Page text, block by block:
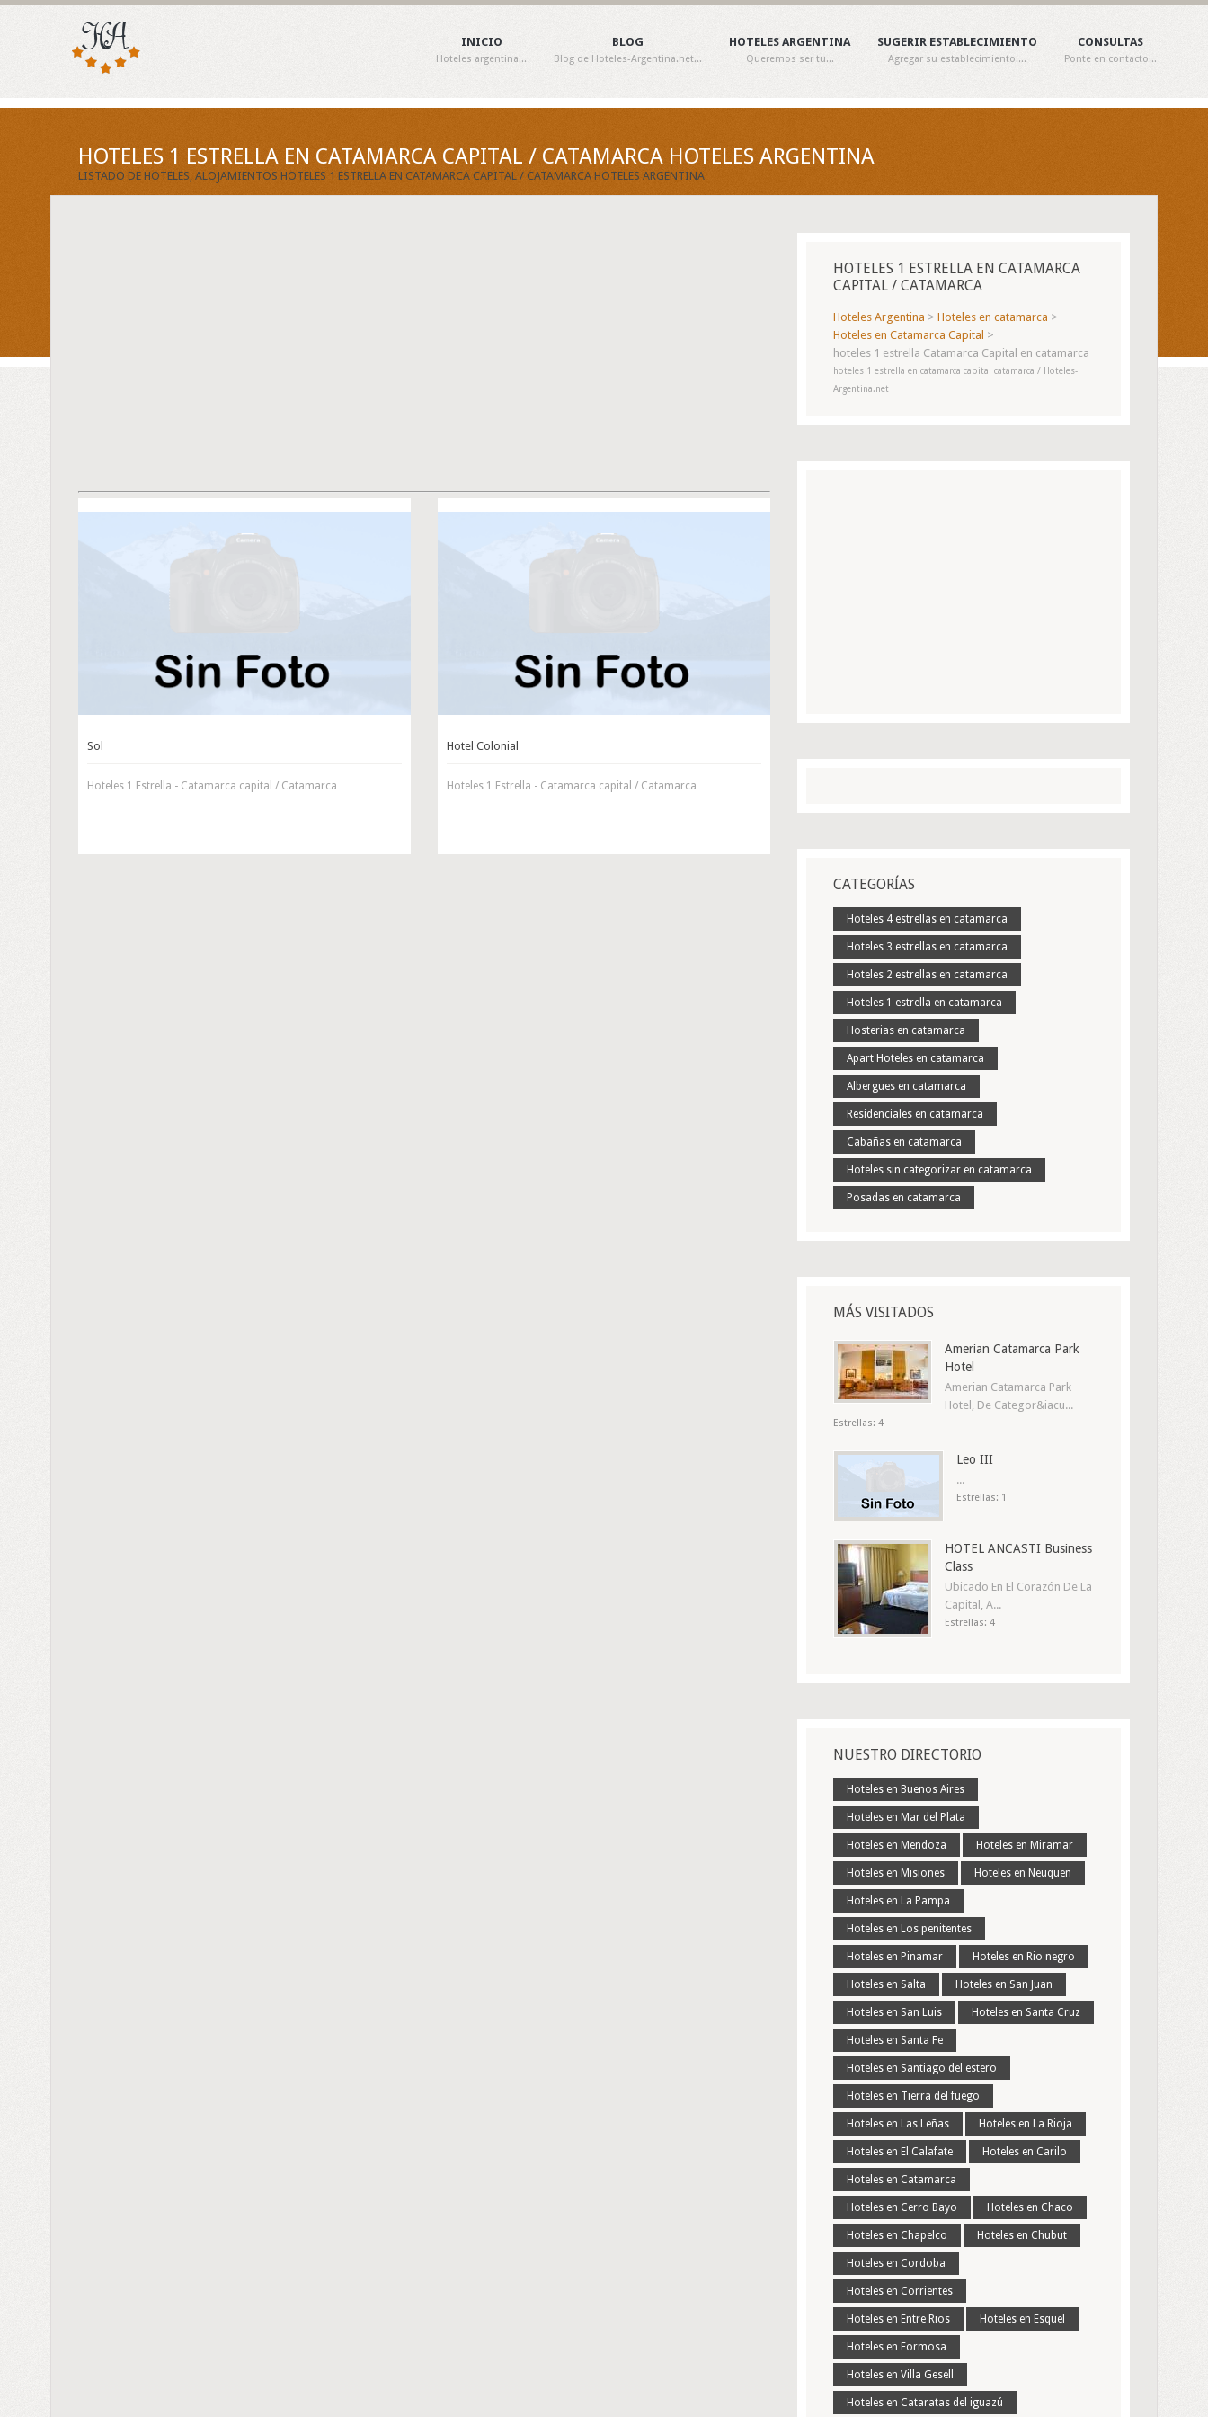
INICIO
Hoteles argentina...
BLOG
Blog de Hoteles-Argentina.net...
HOTELES ARGENTINA
Queremos ser tu...
SUGERIR ESTABLECIMIENTO
Agregar su establecimiento....
CONSULTAS
Ponte en contacto...
HOTELES 1 ESTRELLA EN CATAMARCA CAPITAL / CATAMARCA HOTELES ARGENTINA
LISTADO DE HOTELES, ALOJAMIENTOS HOTELES 1 ESTRELLA EN CATAMARCA CAPITAL / CATAMARCA HOTELES ARGENTINA
Sol
Hoteles 1 Estrella - Catamarca capital / Catamarca
Hotel Colonial
Hoteles 1 Estrella - Catamarca capital / Catamarca
HOTELES 1 ESTRELLA EN CATAMARCA
CAPITAL / CATAMARCA
Hoteles Argentina > Hoteles en catamarca >
Hoteles en Catamarca Capital >
hoteles 1 estrella Catamarca Capital en catamarca
hoteles 1 estrella en catamarca capital catamarca / Hoteles-
Argentina.net
CATEGORÍAS
Hoteles 4 estrellas en catamarca
Hoteles 3 estrellas en catamarca
Hoteles 2 estrellas en catamarca
Hoteles 1 estrella en catamarca
Hosterias en catamarca
Apart Hoteles en catamarca
Albergues en catamarca
Residenciales en catamarca
Cabañas en catamarca
Hoteles sin categorizar en catamarca
Posadas en catamarca
MÁS VISITADOS
Amerian Catamarca Park
Hotel
Amerian Catamarca Park
Hotel, De Categor&iacu...
Estrellas: 4
Leo III
...
Estrellas: 1
HOTEL ANCASTI Business
Class
Ubicado En El Corazón De La
Capital, A...
Estrellas: 4
NUESTRO DIRECTORIO
Hoteles en Buenos Aires
Hoteles en Mar del Plata
Hoteles en Mendoza Hoteles en Miramar
Hoteles en Misiones Hoteles en Neuquen
Hoteles en La Pampa
Hoteles en Los penitentes
Hoteles en Pinamar Hoteles en Rio negro
Hoteles en Salta Hoteles en San Juan
Hoteles en San Luis Hoteles en Santa Cruz
Hoteles en Santa Fe
Hoteles en Santiago del estero
Hoteles en Tierra del fuego
Hoteles en Las Leñas Hoteles en La Rioja
Hoteles en El Calafate Hoteles en Carilo
Hoteles en Catamarca
Hoteles en Cerro Bayo Hoteles en Chaco
Hoteles en Chapelco Hoteles en Chubut
Hoteles en Cordoba
Hoteles en Corrientes
Hoteles en Entre Rios Hoteles en Esquel
Hoteles en Formosa
Hoteles en Villa Gesell
Hoteles en Cataratas del iguazú